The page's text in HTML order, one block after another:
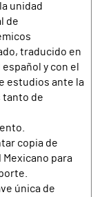
unidad
de
traducido en
y con el
estudios ante la
tanto de
copia de
para
única de